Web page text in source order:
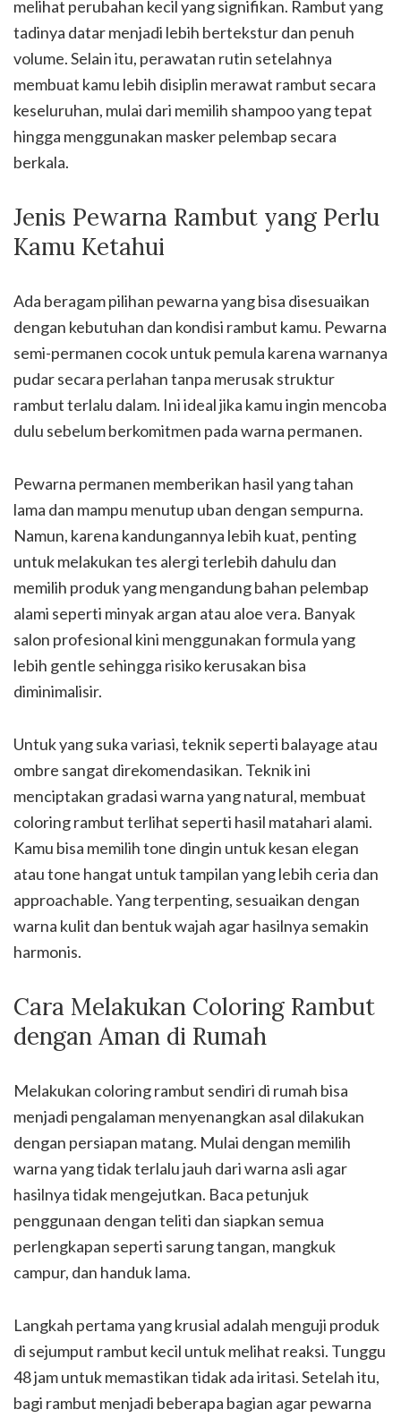
melihat perubahan kecil yang signifikan. Rambut yang
tadinya datar menjadi lebih bertekstur dan penuh
volume. Selain itu, perawatan rutin setelahnya
membuat kamu lebih disiplin merawat rambut secara
keseluruhan, mulai dari memilih shampoo yang tepat
hingga menggunakan masker pelembap secara
berkala.
Jenis Pewarna Rambut yang Perlu
Kamu Ketahui
Ada beragam pilihan pewarna yang bisa disesuaikan
dengan kebutuhan dan kondisi rambut kamu. Pewarna
semi-permanen cocok untuk pemula karena warnanya
pudar secara perlahan tanpa merusak struktur
rambut terlalu dalam. Ini ideal jika kamu ingin mencoba
dulu sebelum berkomitmen pada warna permanen.
Pewarna permanen memberikan hasil yang tahan
lama dan mampu menutup uban dengan sempurna.
Namun, karena kandungannya lebih kuat, penting
untuk melakukan tes alergi terlebih dahulu dan
memilih produk yang mengandung bahan pelembap
alami seperti minyak argan atau aloe vera. Banyak
salon profesional kini menggunakan formula yang
lebih gentle sehingga risiko kerusakan bisa
diminimalisir.
Untuk yang suka variasi, teknik seperti balayage atau
ombre sangat direkomendasikan. Teknik ini
menciptakan gradasi warna yang natural, membuat
coloring rambut terlihat seperti hasil matahari alami.
Kamu bisa memilih tone dingin untuk kesan elegan
atau tone hangat untuk tampilan yang lebih ceria dan
approachable. Yang terpenting, sesuaikan dengan
warna kulit dan bentuk wajah agar hasilnya semakin
harmonis.
Cara Melakukan Coloring Rambut
dengan Aman di Rumah
Melakukan coloring rambut sendiri di rumah bisa
menjadi pengalaman menyenangkan asal dilakukan
dengan persiapan matang. Mulai dengan memilih
warna yang tidak terlalu jauh dari warna asli agar
hasilnya tidak mengejutkan. Baca petunjuk
penggunaan dengan teliti dan siapkan semua
perlengkapan seperti sarung tangan, mangkuk
campur, dan handuk lama.
Langkah pertama yang krusial adalah menguji produk
di sejumput rambut kecil untuk melihat reaksi. Tunggu
48 jam untuk memastikan tidak ada iritasi. Setelah itu,
bagi rambut menjadi beberapa bagian agar pewarna